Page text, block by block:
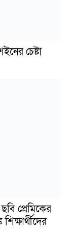
চেষ্টা
প্রেমিকের